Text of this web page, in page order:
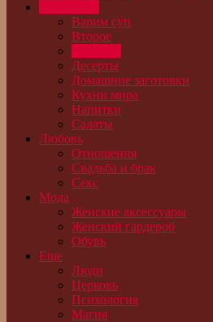
Варим суп
Второе
Десерты
Домашние заготовки
Кухни мира
Напитки
Салаты
Любовь
Отношения
Свадьба и брак
Секс
Мода
Женские аксессуары
Женский гардероб
Обувь
Еще
Люди
Церковь
Психология
Магия